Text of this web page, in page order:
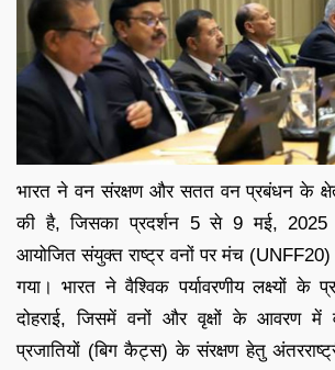
भारत ने वन संरक्षण और सतत वन प्रबंधन के
की है, जिसका प्रदर्शन 5 से 9 मई, 2025
आयोजित संयुक्त राष्ट्र वनों पर मंच
गया। भारत ने वैश्विक पर्यावरणीय लक्ष्यों के
दोहराई, जिसमें वनों और वृक्षों के आवरण में
प्रजातियों (बिग कैट्स) के संरक्षण हेतु